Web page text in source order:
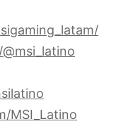
MSI_Latino